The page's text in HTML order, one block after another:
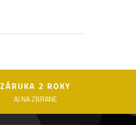
ZÁRUKA 2 ROKY
AJ NA ZBRANE